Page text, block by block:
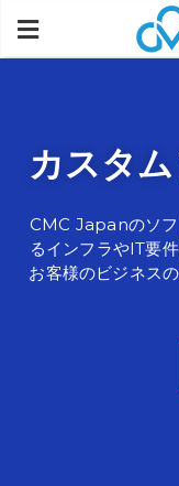
カスタム
CMC Japanのソ
るインフラやIT要
お客様のビジネスの